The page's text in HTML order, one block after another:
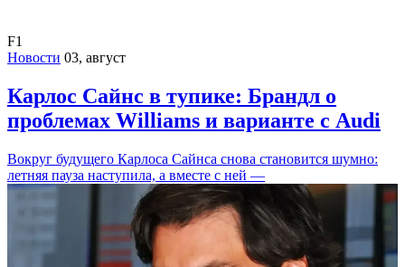
F1
Новости 03, август
Карлос Сайнс в тупике: Брандл о
проблемах Williams и варианте с Audi
Вокруг будущего Карлоса Сайнса снова становится шумно:
летняя пауза наступила, а вместе с ней —